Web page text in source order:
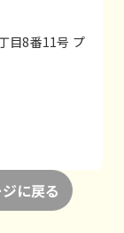
目8番11号 プ
に戻る